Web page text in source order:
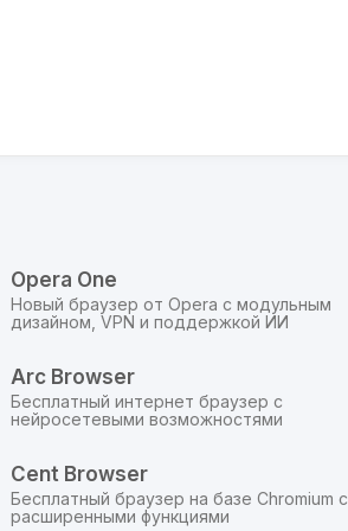
Opera One
Новый браузер от Opera с модульным
дизайном, VPN и поддержкой ИИ
Arc Browser
Бесплатный интернет браузер с
нейросетевыми возможностями
Cent Browser
Бесплатный браузер на базе Chromium с
расширенными функциями